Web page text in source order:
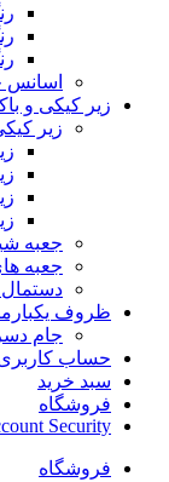
اسانس
زیر کیکی و
زیر
جعبه
جعبه
ظروف
جام
حساب
سبد خرید
فروشگاه
Security
فروشگاه